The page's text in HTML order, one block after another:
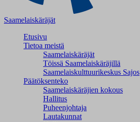
Saamelaiskäräjät
Etusivu
Tietoa meistä
Saamelaiskäräjät
Töissä Saamelaiskäräjillä
Saamelaiskulttuuri­keskus Sajos
Päätöksenteko
Saamelaiskäräjien kokous
Hallitus
Puheenjohtaja
Lautakunnat